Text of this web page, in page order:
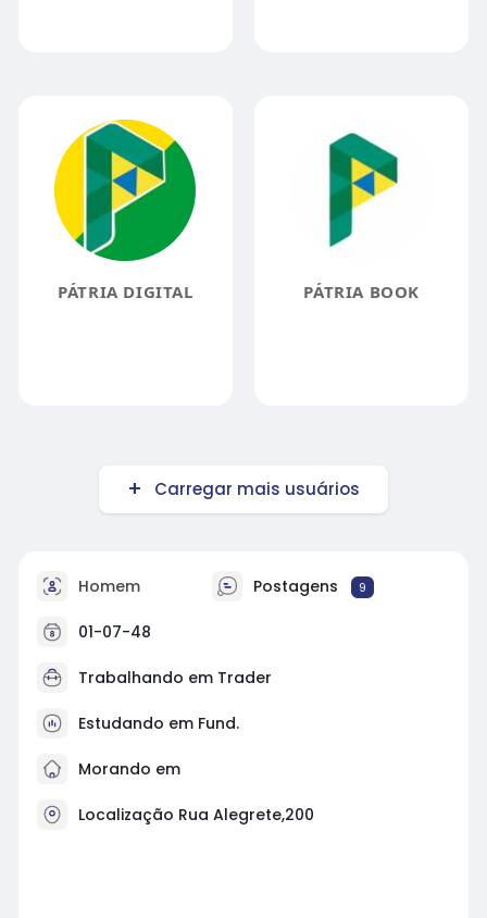
PÁTRIA DIGITAL PÁTRIA BOOK
Carregar mais usuários
Homem Postagens 9
01-07-48
Trabalhando em Trader
Estudando em Fund.
Morando em
Localização Rua Alegrete,200